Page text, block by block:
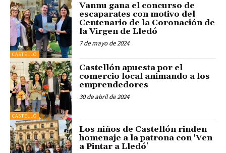
CASTELLÓ
Vannu gana el concurso de
escaparates con motivo del
Centenario de la Coronación de
la Virgen de Lledó
7 de mayo de 2024
CASTELLÓ
Castellón apuesta por el
comercio local animando a los
emprendedores
30 de abril de 2024
Los niños de Castellón rinden
homenaje a la patrona con 'Ven
a Pintar a Lledó'